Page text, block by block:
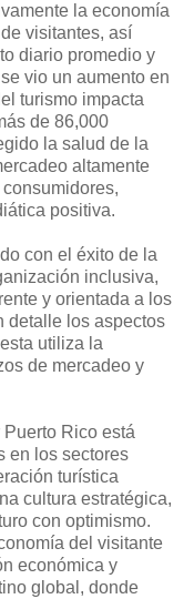
la economía
visitantes, así
diario promedio y
vio un aumento en
turismo impacta
de 86,000
la salud de la
altamente
positiva.
con el éxito de la
inclusiva,
y orientada a los
detalle los aspectos
utiliza la
de mercadeo y
Rico está
en los sectores
turística
cultura estratégica,
con optimismo.
del visitante
económica y
global, donde